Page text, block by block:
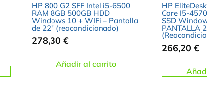
HP 800 G2 SFF Intel i5-6500
RAM 8GB 500GB HDD
Windows 10 + WIFi – Pantalla
de 22″ (reacondicionado)
278,30€
Añadir al carrito
HP
Core I5-
SSD
PANTALLA
266,20 €